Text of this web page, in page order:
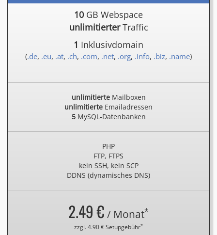
10 GB Webspace
unlimitierterTraffic
1 Inklusivdomain
(.de, .eu, .at, .ch, .com, .net, .org, .info, .biz, .name)
unlimitierteMailboxen
unlimitierte Emailadressen
5MySQL-Datenbanken
PHP
FTP, FTPS
kein SSH, kein SCP
DDNS (dynamisches DNS)
2.49 € / Monat*
zzgl. 4.90 € Setupgebühr*